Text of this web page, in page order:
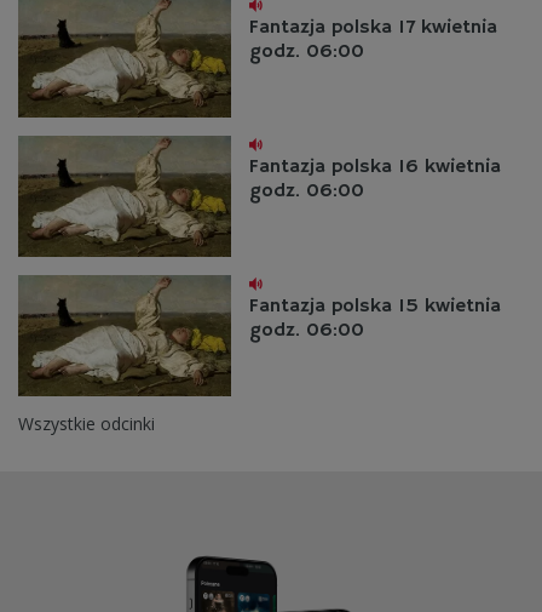
Fantazja polska 17 kwietnia
godz. 06:00
Fantazja polska 16 kwietnia
godz. 06:00
Fantazja polska 15 kwietnia
godz. 06:00
Wszystkie odcinki